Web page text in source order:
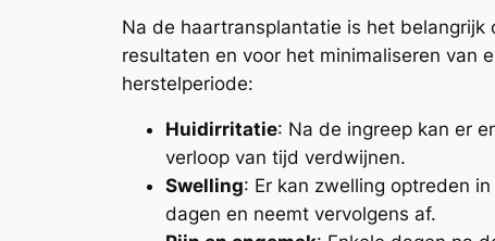
Na de haartransplantatie is het
resultaten en voor het minimaliseren van
herstelperiode:
Huidirritatie: Na de ingreep kan er
verloop van tijd verdwijnen.
Swelling: Er kan zwelling optreden
dagen en neemt vervolgens af.